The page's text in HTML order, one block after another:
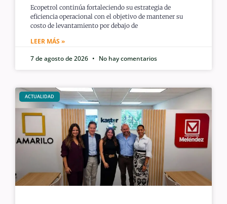
Ecopetrol continúa fortaleciendo su estrategia de
eficiencia operacional con el objetivo de mantener su
costo de levantamiento por debajo de
LEER MÁS »
7 de agosto de 2026
No hay comentarios
ACTUALIDAD